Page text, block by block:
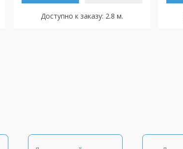
Доступно к заказу: 2.8 м.